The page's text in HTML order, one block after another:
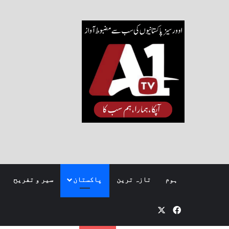
ہوم تازہ ترین پاکستان سیر و تفریح
Facebook